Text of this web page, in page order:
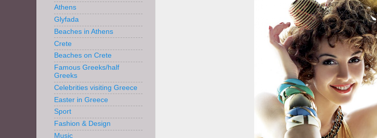
Athens
Glyfada
Beaches in Athens
Crete
Beaches on Crete
Famous Greeks/half
Greeks
Celebrities visiting Greece
Easter in Greece
Sport
Fashion & Design
Music